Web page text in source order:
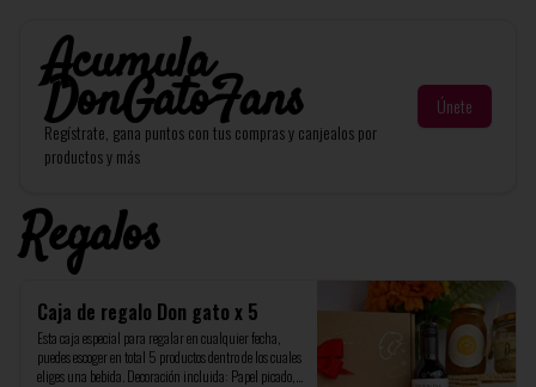
Acumula
DonGatoFans
Regístrate, gana puntos con tus compras y canjealos por
productos y más
Únete
Regalos
Caja de regalo Don gato x 5
Esta caja especial para regalar en cualquier fecha,
puedes escoger en total 5 productos dentro de los cuales
eliges una bebida. Decoración incluida: Papel picado,